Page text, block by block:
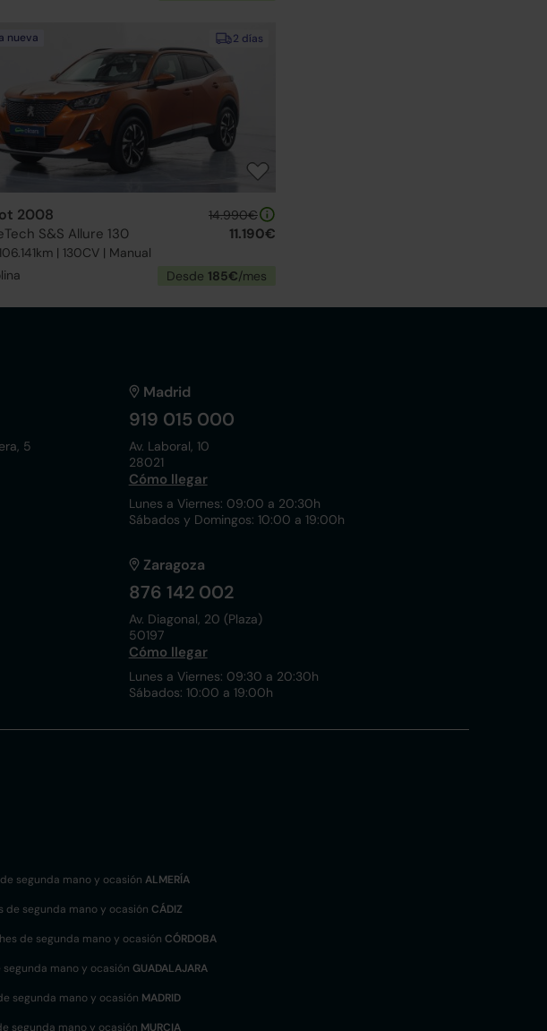
2 días
nueva
2008
S&S Allure 130
| 130CV | Manual
14.990€
11.190€
Desde 185€/mes
5
Madrid
919 015 000
Av. Laboral, 10
28021
Cómo llegar
Lunes a Viernes: 09:00 a 20:30h
Sábados y Domingos: 10:00 a 19:00h
Zaragoza
876 142 002
Av. Diagonal, 20 (Plaza)
50197
Cómo llegar
Lunes a Viernes: 09:30 a 20:30h
Sábados: 10:00 a 19:00h
segunda mano y ocasión ALMERÍA
de segunda mano y ocasión CÁDIZ
de segunda mano y ocasión CÓRDOBA
mano y ocasión GUADALAJARA
segunda mano y ocasión MADRID
segunda mano y ocasión MURCIA